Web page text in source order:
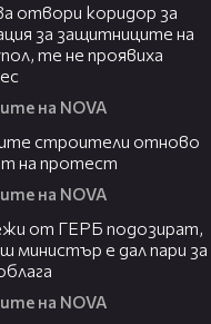
отвори коридор за
за защитниците на
те не проявиха
на NOVA
строители отново
на протест
на NOVA
от ГЕРБ подозират,
министър е дал пари за
на NOVA